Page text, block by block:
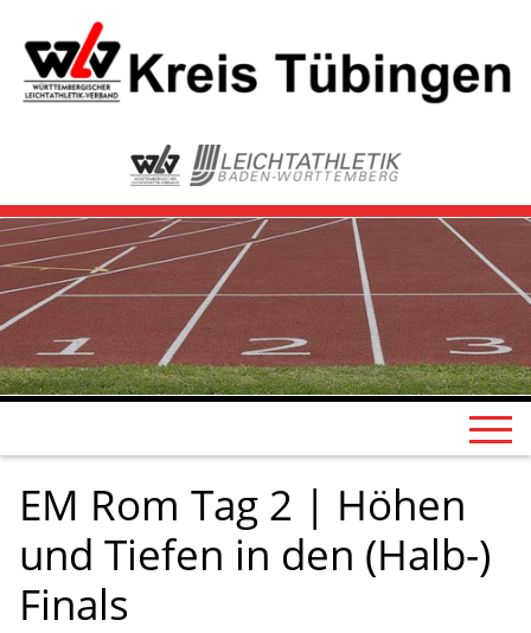
EM Rom Tag 2 | Höhen
und Tiefen in den (Halb-)
Finals